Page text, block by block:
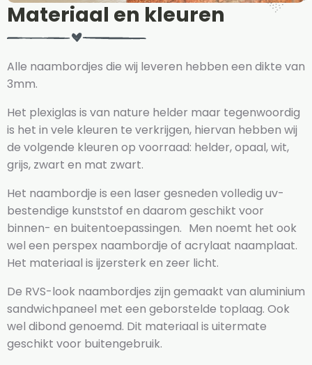
Materiaal en kleuren
Alle naambordjes die wij leveren hebben een dikte van
3mm.
Het plexiglas is van nature helder maar tegenwoordig
is het in vele kleuren te verkrijgen, hiervan hebben wij
de volgende kleuren op voorraad: helder, opaal, wit,
grijs, zwart en mat zwart.
Het naambordje is een laser gesneden volledig uv-
bestendige kunststof en daarom geschikt voor
binnen- en buitentoepassingen. Men noemt het ook
wel een perspex naambordje of acrylaat naamplaat.
Het materiaal is ijzersterk en zeer licht.
De RVS-look naambordjes zijn gemaakt van aluminium
sandwichpaneel met een geborstelde toplaag. Ook
wel dibond genoemd. Dit materiaal is uitermate
geschikt voor buitengebruik.